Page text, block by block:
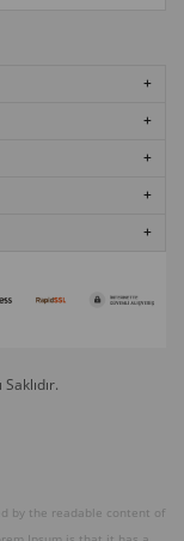
by the readable content of